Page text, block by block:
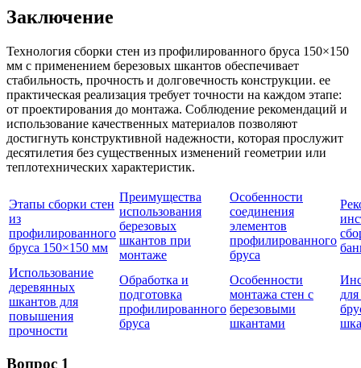
Заключение
Технология сборки стен из профилированного бруса 150×150
мм с применением березовых шкантов обеспечивает
стабильность, прочность и долговечность конструкции. ее
практическая реализация требует точности на каждом этапе:
от проектирования до монтажа. Соблюдение рекомендаций и
использование качественных материалов позволяют
достигнуть конструктивной надежности, которая прослужит
десятилетия без существенных изменений геометрии или
теплотехнических характеристик.
Этапы сборки стен
из
профилированного
бруса 150×150 мм
Преимущества
использования
березовых
шкантов при
монтаже
Особенности
соединения
элементов
профилированного
бруса
Использование
деревянных
шкантов для
повышения
прочности
Обработка и
подготовка
профилированного
бруса
Особенности
монтажа стен с
березовыми
шкантами
Вопрос 1